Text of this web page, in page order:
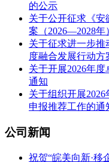
的公示
关于公开征求《
案（2026—2028年
关于征求进一步推
度融合发展行动方
关于开展2026年
通知
关于组织开展
申报推荐工作的通
公司新闻
祝贺“皖美向新·移